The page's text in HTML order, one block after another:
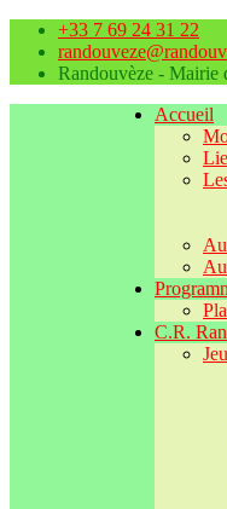
+33 7 69 24 31 22
Randouvèze - Mairie
Accueil
C.R.